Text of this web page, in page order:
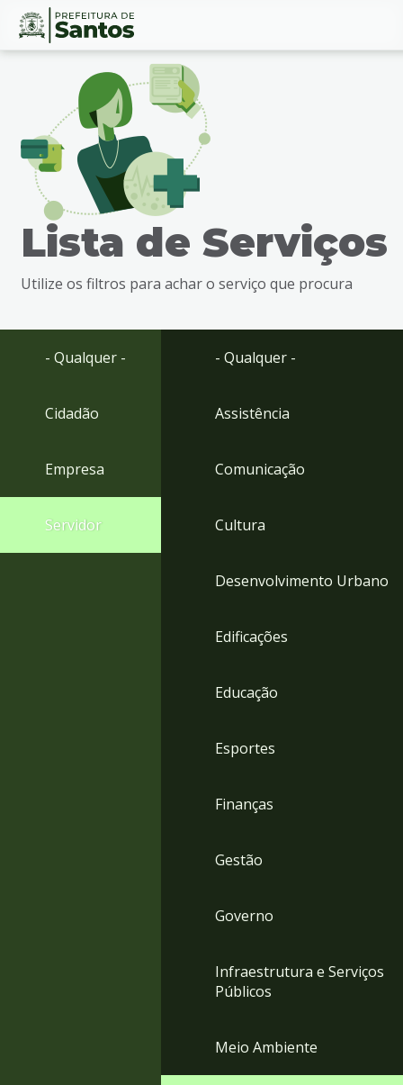
Ir
busca
Ir
Conteúdo
Lista de Serviços
Utilize os filtros para achar o serviço que procura
- Qualquer -
Cidadão
Empresa
Servidor
- Qualquer -
Assistência
Comunicação
Cultura
Desenvolvimento Urbano
Edificações
Educação
Esportes
Finanças
Gestão
Governo
Infraestrutura e Serviços
Públicos
Meio Ambiente